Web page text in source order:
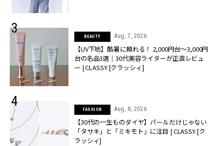
BEAUTY Aug, 7, 2026
【UV下地】酷暑に頼れる！ 2,000円台〜3,000円
台の名品3選｜30代美容ライターが正直レビュ
ー | CLASSY.[クラッシィ]
FASHION Aug, 8, 2026
【30代の一生ものダイヤ】パールだけじゃない
「タサキ」と「ミキモト」に注目 | CLASSY.[ク
ラッシィ]